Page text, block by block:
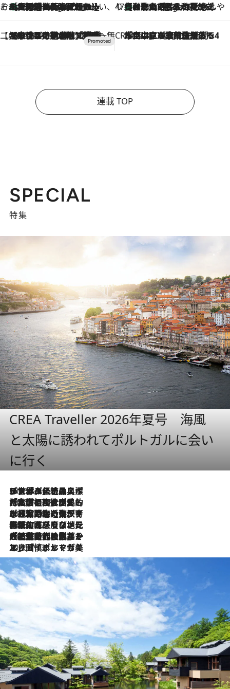
そおだよおこの関西おいしい、おやつ紀行
4 Hours Ago
［大阪府箕面市］一皿一皿目の前で仕上げられる、料理を巧みに組み込んだアシェットデセールコース「ミチル アシェット デセール（Michiru assiette dessert）」 47都道府県の手みやげ ひんやりスイーツで夏を満喫
4 Hours Ago
【和歌山県】この夏絶対食べたい 冷やしておいしいおやつ3選 みかんがごろっと丸ごと入ったジュレ
【CREA×星野リゾート】唯一無二。癒しと発見が待つ場所へ
2026.8.7
【トンボの足水浴】ヒノキの香りに包まれて涼感マックス！約13℃の湧水かけ流しを避暑地「星野温泉 トンボの湯」で体験 CREA'S CHOICE
2026.8.7
「立川にも歌舞伎があるんだよ」 片岡仁左衛門・市川中車ら豪華座組みで4年目の立川立飛歌舞伎へ
連載 TOP
SPECIAL
特集
CREA Traveller 2026年夏号 海風
と太陽に誘われてポルトガルに会い
に行く
2026.8.8
リスボンの絶品スイーツ「パステル・デ・ナタ」とは？ポルトガル伝統の奥深い世界へ
2026.7.27
「私の祖国はポルトガル語です」国民的詩人フェルナンド・ペソアと、彼が愛した文学の街を歩く
2026.7.26
ポルトガル近海が育む極上の海の幸。キリリと冷えた白ワインと愉しむ、シーフード専門店の贅沢
2026.7.22
伝統の味をモダンに昇華。高感度な地元客が集う、リスボンの最旬ガストロノミー
2026.7.21
大航海時代の栄華から、震災、独裁、そして革命へ。ポルトガル・首都リスボンの石畳に刻まれた「歴史の光と影」
2026.7.13
エッセイ・ヤマザキマリ「慎ましくも美しき国 ポルトガル」